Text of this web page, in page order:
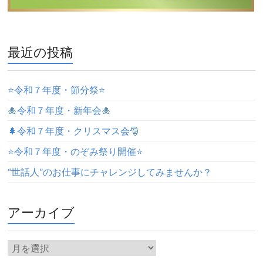
最近の投稿
⭐️令和７年度・節分祭⭐️
🎍令和７年度・新年会🎍
🌲令和７年度・クリスマス会🎅
⭐️令和７年度・のぞみ祭り開催⭐️
“世話人”のお仕事にチャレンジしてみませんか？
アーカイブ